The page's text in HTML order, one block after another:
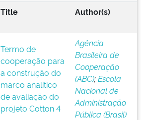
Title Author(s)
Termo de
cooperação para
a construção do
marco analítico
de avaliação do
projeto Cotton 4
Agência
Brasileira de
Cooperação
(ABC);Escola
Nacional de
Administração
Pública (Brasil)